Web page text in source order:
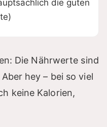
die guten
Die Nährwerte sind
hey – bei so viel
keine Kalorien,